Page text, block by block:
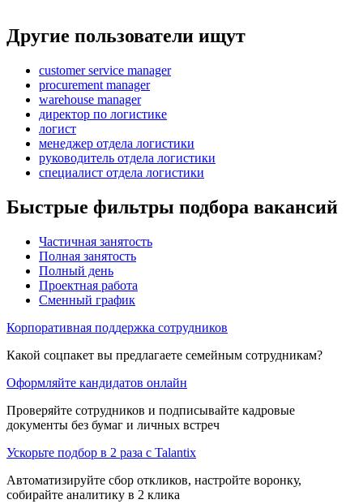
Другие пользователи ищут
customer service manager
procurement manager
warehouse manager
директор по логистике
логист
менеджер отдела логистики
руководитель отдела логистики
специалист отдела логистики
Быстрые фильтры подбора вакансий
Частичная занятость
Полная занятость
Полный день
Проектная работа
Сменный график
Корпоративная поддержка сотрудников
Какой соцпакет вы предлагаете семейным сотрудникам?
Оформляйте кандидатов онлайн
Проверяйте сотрудников и подписывайте кадровые
документы без бумаг и личных встреч
Ускорьте подбор в 2 раза с Talantix
Автоматизируйте сбор откликов, настройте воронку,
собирайте аналитику в 2 клика